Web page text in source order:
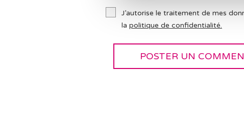
J’autorise le traitement de mes
la politique de confidentialité.